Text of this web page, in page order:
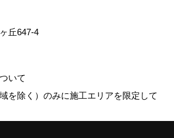
丘647-4
いて
を除く）のみに施工エリアを限定して